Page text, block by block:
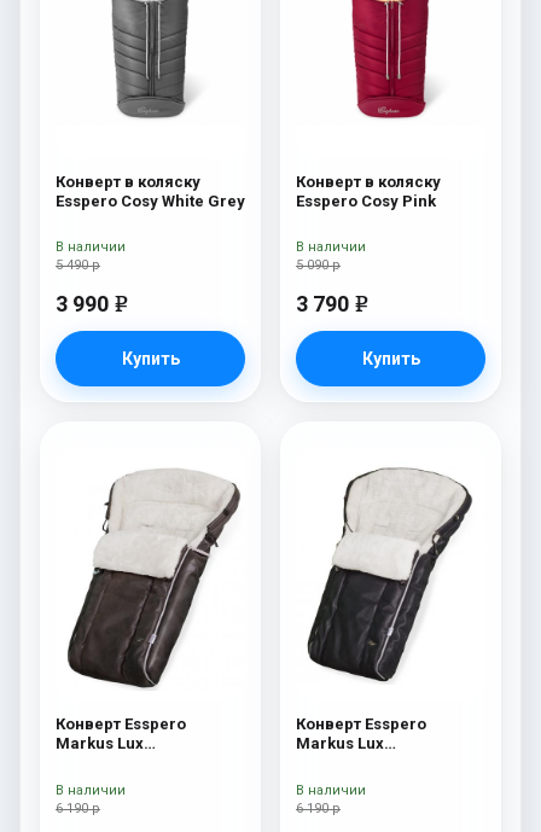
Конверт в коляску
Esspero Cosy White Grey
5 490 р
3 990 e
Купить
В наличии
Конверт в коляску
Esspero Cosy Pink
5 090 р
3 790 e
Купить
В наличии
Конверт Esspero
Markus Lux
овечья шерсть) Brown
6 190 р
В наличии
Конверт Esspero
Markus Lux
овечья шерсть) Black
6 190 р
В наличии